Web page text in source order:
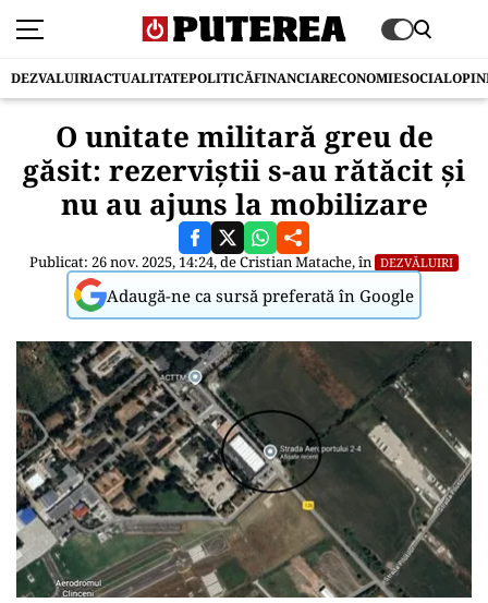
DEZVALUIRIACTUALITATEPOLITICĂFINANCIARECONOMIESOCIAL
O unitate militară greu de
găsit: rezerviștii s-au rătăcit și
nu au ajuns la mobilizare
Publicat: 26 nov. 2025, 14:24, deCristian Matache, în DEZVĂLUIRI
Adaugă-ne ca sursă preferată în Google